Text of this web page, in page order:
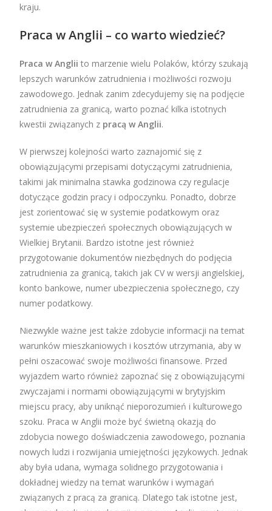
kraju.
Praca w Anglii – co warto wiedzieć?
Praca w Anglii to marzenie wielu Polaków, którzy szukają
lepszych warunków zatrudnienia i możliwości rozwoju
zawodowego. Jednak zanim zdecydujemy się na podjęcie
zatrudnienia za granicą, warto poznać kilka istotnych
kwestii związanych z pracą w Anglii.
W pierwszej kolejności warto zaznajomić się z
obowiązującymi przepisami dotyczącymi zatrudnienia,
takimi jak minimalna stawka godzinowa czy regulacje
dotyczące godzin pracy i odpoczynku. Ponadto, dobrze
jest zorientować się w systemie podatkowym oraz
systemie ubezpieczeń społecznych obowiązujących w
Wielkiej Brytanii. Bardzo istotne jest również
przygotowanie dokumentów niezbędnych do podjęcia
zatrudnienia za granicą, takich jak CV w wersji angielskiej,
konto bankowe, numer ubezpieczenia społecznego, czy
numer podatkowy.
Niezwykle ważne jest także zdobycie informacji na temat
warunków mieszkaniowych i kosztów utrzymania, aby w
pełni oszacować swoje możliwości finansowe. Przed
wyjazdem warto również zapoznać się z obowiązującymi
zwyczajami i normami obowiązującymi w brytyjskim
miejscu pracy, aby uniknąć nieporozumień i kulturowego
szoku. Praca w Anglii może być świetną okazją do
zdobycia nowego doświadczenia zawodowego, poznania
nowych ludzi i rozwijania umiejętności językowych. Jednak
aby była udana, wymaga solidnego przygotowania i
dokładnej wiedzy na temat warunków i wymagań
związanych z pracą za granicą. Dlatego tak istotne jest,